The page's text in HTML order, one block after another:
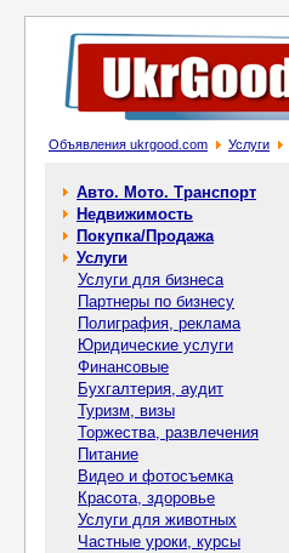
Объявления ukrgood.com Услуги
Авто. Мото. Транспорт
Недвижимость
Покупка/Продажа
Услуги
Услуги для бизнеса
Партнеры по бизнесу
Полиграфия, реклама
Юридические услуги
Финансовые
Бухгалтерия, аудит
Туризм, визы
Торжества, развлечения
Питание
Видео и фотосъемка
Красота, здоровье
Услуги для животных
Частные уроки, курсы